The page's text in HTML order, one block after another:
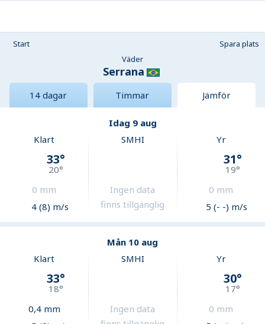
Start
Spara plats
Väder
Serrana
14 dagar Timmar Jämför
Idag 9 aug
Klart
33°
20°
0 mm
4 (8) m/s
SMHI
Ingen data
finns tillgänglig
Yr
31°
19°
0 mm
5 (- -) m/s
Mån 10 aug
Klart
33°
18°
0,4mm
SMHI
Ingen data
Yr
30°
17°
0 mm